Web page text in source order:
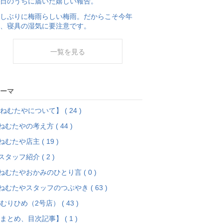
ぶりに梅雨らしい梅雨。だからこそ今年
寝具の湿気に要注意です。
一覧を見る
マ
ねむたやについて】 ( 24 )
むたやの考え方 ( 44 )
むたや店主 ( 19 )
タッフ紹介 ( 2 )
むたやおかみのひとり言 ( 0 )
むたやスタッフのつぶやき ( 63 )
りひめ（2号店） ( 43 )
まとめ、目次記事】 ( 1 )